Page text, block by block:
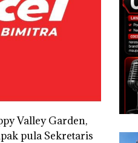
Valley Garden,
pula Sekretaris